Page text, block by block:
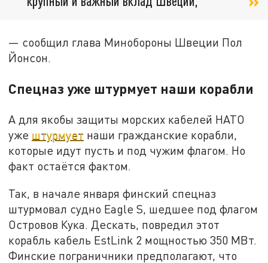
— сообщил глава Минобороны Швеции Пол
Йонсон.
Спецназ уже штурмует наши корабли
А для якобы защиты морских кабелей НАТО
уже штурмует наши гражданские корабли,
которые идут пусть и под чужим флагом. Но
факт остаётся фактом.
Так, в начале января финский спецназ
штурмовал судно Eagle S, шедшее под флагом
Островов Кука. Дескать, повредил этот
корабль кабель EstLink 2 мощностью 350 МВт.
Финские пограничники предполагают, что